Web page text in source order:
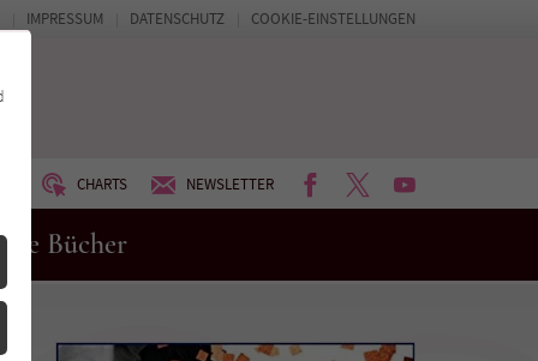
CHARTS NEWSLETTER FACEBOOKTWITTERYOUTUBE
Bücher
IMPRESSUM DATENSCHUTZ COOKIE-EINSTELLUNGEN